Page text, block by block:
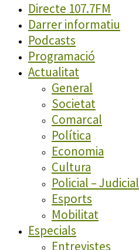
Directe 107.7FM
Darrer informatiu
Podcasts
Programació
Actualitat
General
Societat
Comarcal
Política
Economia
Cultura
Policial – Judicial
Esports
Mobilitat
Especials
Entrevistes